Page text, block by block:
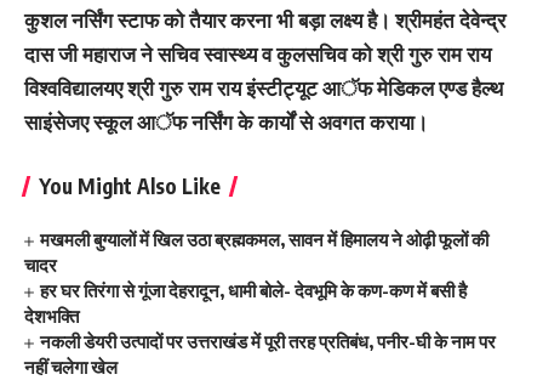
कुशल नर्सिंग स्टाफ को तैयार करना भी बड़ा लक्ष्य है। श्रीमहंत देवेन्द्र
दास जी महाराज ने सचिव स्वास्थ्य व कुलसचिव को श्री गुरु राम राय
विश्वविद्यालयए श्री गुरु राम राय इंस्टीट्यूट आॅफ मेडिकल एण्ड हैल्थ
साइंसेजए स्कूल आॅफ नर्सिंग के कार्यों से अवगत कराया।
You Might Also Like
मखमली बुग्यालों में खिल उठा ब्रह्मकमल, सावन में हिमालय ने ओढ़ी फूलों की
चादर
हर घर तिरंगा से गूंजा देहरादून, धामी बोले- देवभूमि के कण-कण में बसी है
देशभक्ति
नकली डेयरी उत्पादों पर उत्तराखंड में पूरी तरह प्रतिबंध, पनीर-घी के नाम पर
नहीं चलेगा खेल